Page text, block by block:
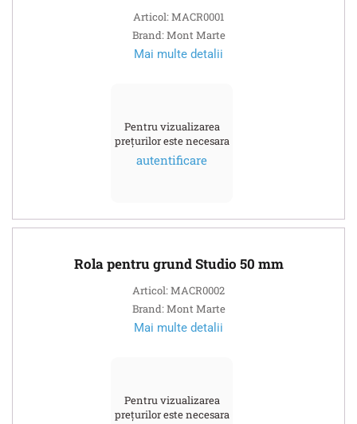
Articol: MACR0001
Brand: Mont Marte
Mai multe detalii
Pentru vizualizarea
prețurilor este necesara
autentificare
Rola pentru grund Studio 50 mm
Articol: MACR0002
Brand: Mont Marte
Mai multe detalii
Pentru vizualizarea
prețurilor este necesara